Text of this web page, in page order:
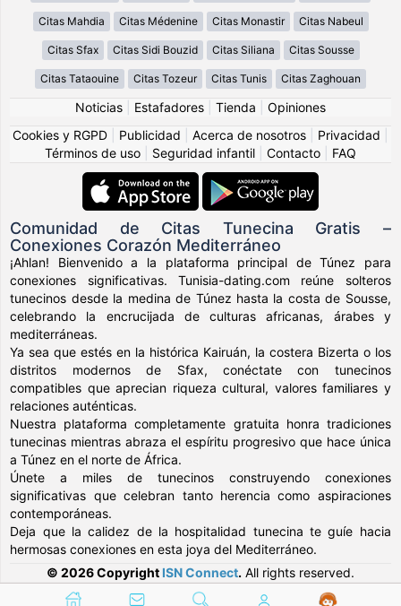
Citas Mahdia Citas Médenine Citas Monastir Citas Nabeul
Citas Sfax Citas Sidi Bouzid Citas Siliana Citas Sousse
Citas Tataouine Citas Tozeur Citas Tunis Citas Zaghouan
Noticias Estafadores Tienda
Opiniones
Cookies y RGPD
Publicidad Acerca de nosotros Privacidad
Términos de uso
Seguridad infantil Contacto FAQ
Comunidad de Citas Tunecina Gratis –
Conexiones Corazón Mediterráneo
¡Ahlan! Bienvenido a la plataforma principal de Túnez para
conexiones significativas. Tunisia-dating.com reúne solteros
tunecinos desde la medina de Túnez hasta la costa de Sousse,
celebrando la encrucijada de culturas africanas, árabes y
mediterráneas.
Ya sea que estés en la histórica Kairuán, la costera Bizerta o los
distritos modernos de Sfax, conéctate con tunecinos
compatibles que aprecian riqueza cultural, valores familiares y
relaciones auténticas.
Nuestra plataforma completamente gratuita honra tradiciones
tunecinas mientras abraza el espíritu progresivo que hace única
a Túnez en el norte de África.
Únete a miles de tunecinos construyendo conexiones
significativas que celebran tanto herencia como aspiraciones
contemporáneas.
Deja que la calidez de la hospitalidad tunecina te guíe hacia
hermosas conexiones en esta joya del Mediterráneo.
© 2026 Copyright ISN Connect. All rights reserved.